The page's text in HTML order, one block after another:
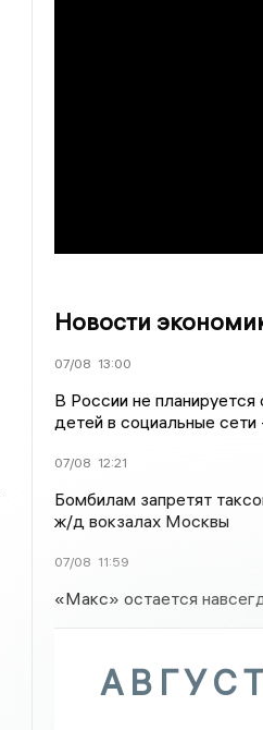
Новости
07/08 13:00
В России не планируется
детей в социальные
07/08 12:21
Бомбилам запретят
ж/д вокзалах Москвы
07/08 11:59
«Макс» остается